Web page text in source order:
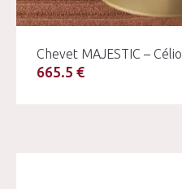
Chevet MAJESTIC – Célio
665.5 €